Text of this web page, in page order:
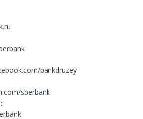
bankdruzey
sberbank